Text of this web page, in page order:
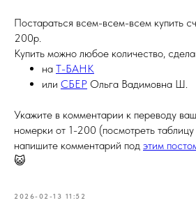
Постараться всем-всем-всем купить
200р.
Купить можно любое количество,
на Т-БАНК
или СБЕР Ольга Вадимовна Ш.
Укажите в комментарии к переводу
номерки от 1-200 (посмотреть
напишите комментарий под этим
😺
2026-02-13 11:52